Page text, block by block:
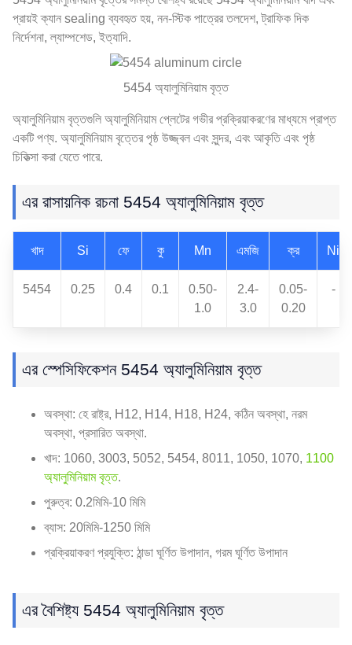
প্রায়ই ক্যান sealing ব্যবহৃত হয়, নন-স্টিক পাত্রের তলদেশ, ট্রাফিক দিক
নির্দেশনা, ল্যাম্পশেড, ইত্যাদি.
5454 অ্যালুমিনিয়াম বৃত্ত
অ্যালুমিনিয়াম বৃত্তগুলি অ্যালুমিনিয়াম প্লেটের গভীর প্রক্রিয়াকরণের মাধ্যমে প্রাপ্ত
একটি পণ্য. অ্যালুমিনিয়াম বৃত্তের পৃষ্ঠ উজ্জ্বল এবং সুন্দর, এবং আকৃতি এবং পৃষ্ঠ
চিকিত্সা করা যেতে পারে.
এর রাসায়নিক রচনা 5454 অ্যালুমিনিয়াম বৃত্ত
খাদ Si ফে কু Mn এমজি ক্র Ni
5454 0.25 0.4 0.1
0.50-
1.0
2.4-
3.0
0.05-
0.20
-
এর স্পেসিফিকেশন 5454 অ্যালুমিনিয়াম বৃত্ত
অবস্থা: হে রাষ্ট্র, H12, H14, H18, H24, কঠিন অবস্থা, নরম
অবস্থা, প্রসারিত অবস্থা.
খাদ: 1060, 3003, 5052, 5454, 8011, 1050, 1070, 1100
অ্যালুমিনিয়াম বৃত্ত.
পুরুত্ব: 0.2মিমি-10 মিমি
ব্যাস: 20মিমি-1250 মিমি
প্রক্রিয়াকরণ প্রযুক্তি: ঠান্ডা ঘূর্ণিত উপাদান, গরম ঘূর্ণিত উপাদান
এর বৈশিষ্ট্য 5454 অ্যালুমিনিয়াম বৃত্ত